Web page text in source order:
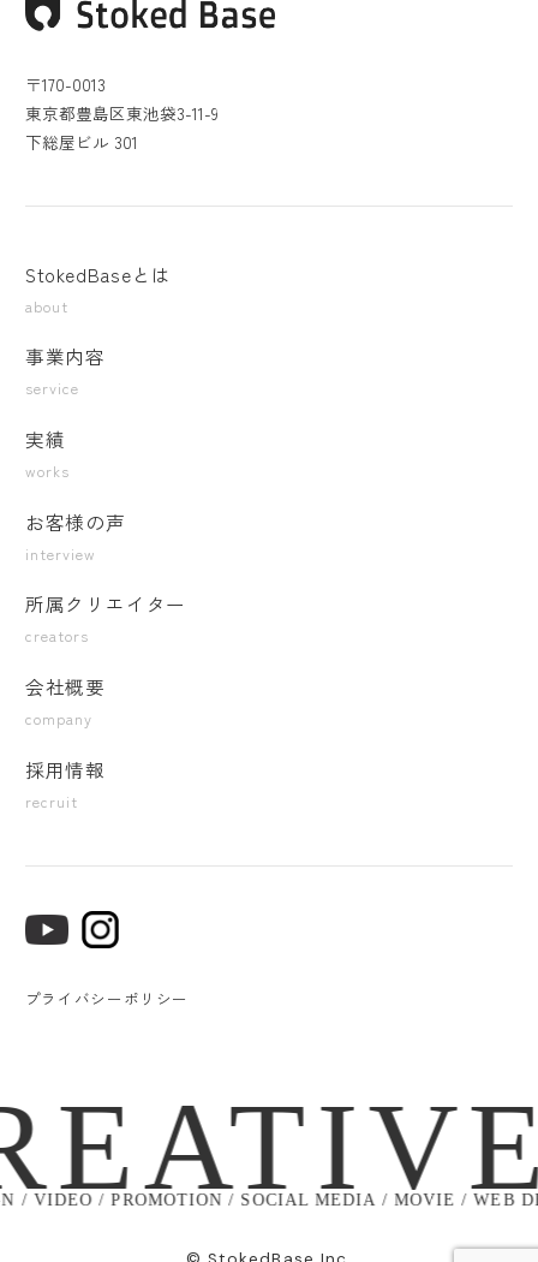
〒170-0013
東京都豊島区東池袋3-11-9
下総屋ビル 301
StokedBaseとは
about
事業内容
service
実績
works
お客様の声
interview
所属クリエイター
creators
会社概要
company
採用情報
recruit
プライバシーポリシー
/ VIDEO / PROMOTION / SOCIAL MEDIA / MOVIE / WEB